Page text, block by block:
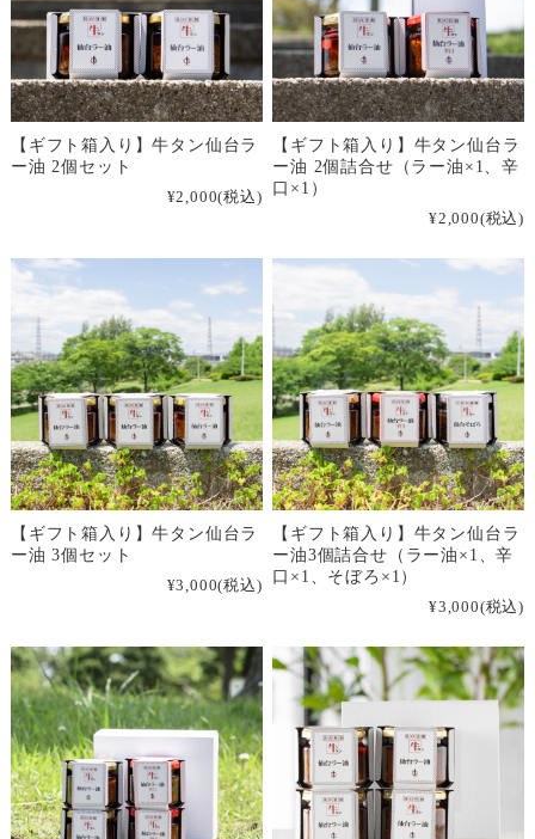
【ギフト箱入り】牛タン仙台ラ
ー油 2個セット
¥2,000(税込)
【ギフト箱入り】牛タン仙台ラ
ー油 2個詰合せ（ラー油×1、辛
口×1）
¥2,000(税込)
【ギフト箱入り】牛タン仙台ラ
ー油 3個セット
¥3,000(税込)
【ギフト箱入り】牛タン仙台ラ
ー油3個詰合せ（ラー油×1、辛
口×1、そぼろ×1）
¥3,000(税込)